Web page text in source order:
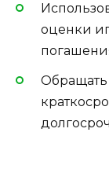
оценки
Обращать